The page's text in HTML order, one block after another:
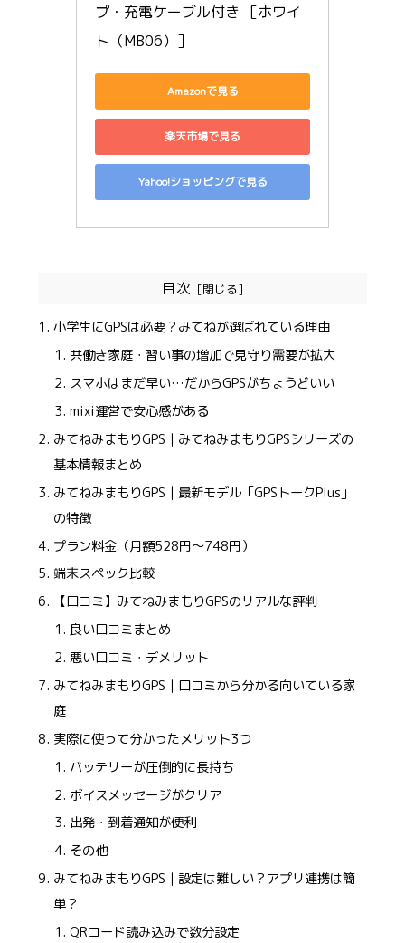
プ・充電ケーブル付き ［ホワイ
ト（MB06）］
Amazonで見る
楽天市場で見る
Yahoo!ショッピングで見る
目次
小学生にGPSは必要？みてねが選ばれている理由
共働き家庭・習い事の増加で見守り需要が拡大
スマホはまだ早い…だからGPSがちょうどいい
mixi運営で安心感がある
みてねみまもりGPS｜みてねみまもりGPSシリーズの
基本情報まとめ
みてねみまもりGPS｜最新モデル「GPSトークPlus」
の特徴
プラン料金（月額528円〜748円）
端末スペック比較
【口コミ】みてねみまもりGPSのリアルな評判
良い口コミまとめ
悪い口コミ・デメリット
みてねみまもりGPS｜口コミから分かる向いている家
庭
実際に使って分かったメリット3つ
バッテリーが圧倒的に長持ち
ボイスメッセージがクリア
出発・到着通知が便利
その他
みてねみまもりGPS｜設定は難しい？アプリ連携は簡
単？
QRコード読み込みで数分設定